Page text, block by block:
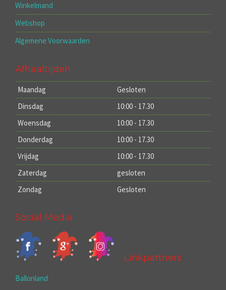
Winkelmand
Webshop
Algemene Voorwaarden
Afhaaltijden
Maandag
Gesloten
Dinsdag
10:00 - 17.30
Woensdag
10:00 - 17.30
Donderdag
10:00 - 17.30
Vrijdag
10:00 - 17.30
Zaterdag
gesloten
Zondag
Gesloten
Social Media
Linkpartners
Ballonland